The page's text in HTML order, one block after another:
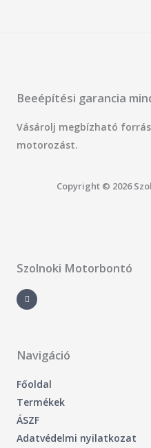
Beeépítési garancia
Vásárolj megbízható
motorozást.
Copyright © 2026
Szolnoki Motorbontó
a
c
e
-
f
Navigáció
Főoldal
Termékek
ÁSZF
Adatvédelmi nyilatkozat